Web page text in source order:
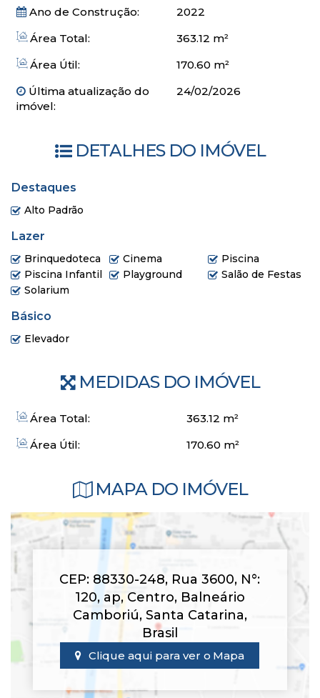
Guarita de segurança
Medidores individuais de água e gás
Gás central
Box de praia individual
Coleta e reaproveitamento de águas pluviais
Salão de festas
Brinquedoteca
Playground
Sala de cinema
Entrada
Parcelamento 36x
Ano de Construção:
2022
Área Total:
363.12 m²
Área Útil:
170.60 m²
Última atualização do
imóvel:
24/02/2026
DETALHES DO IMÓVEL
Destaques
Alto Padrão
Lazer
Brinquedoteca Cinema
Piscina
Piscina Infantil
Playground
Salão de Festas
Solarium
Básico
Elevador
MEDIDAS DO IMÓVEL
Área Total: 363.12 m²
Área Útil:
170.60 m²
MAPA DO IMÓVEL
CEP: 88330-248, Rua 3600, N°:
120, ap, Centro, Balneário
Camboriú, Santa Catarina,
Brasil
Clique aqui para ver o Mapa